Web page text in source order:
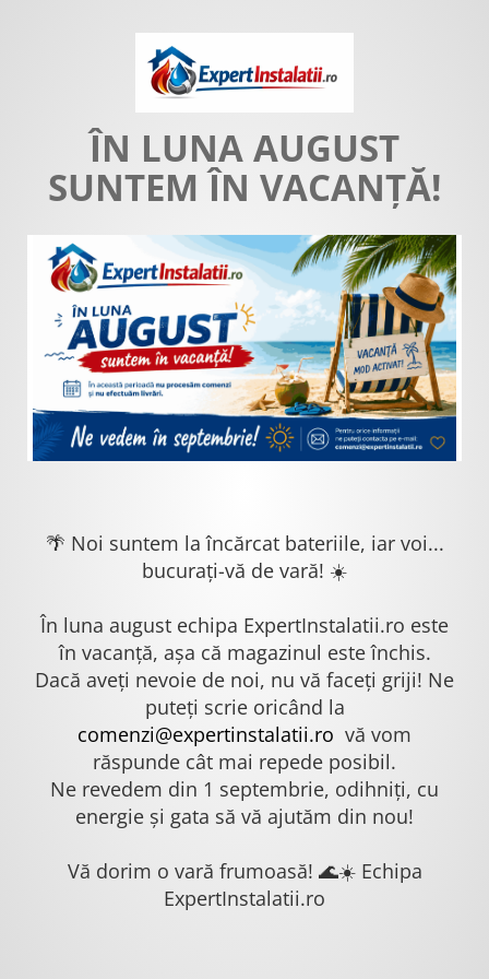
ÎN LUNA AUGUST
SUNTEM ÎN VACANȚĂ!
🌴 Noi suntem la încărcat bateriile, iar voi...
bucurați-vă de vară! ☀️
În luna august echipa ExpertInstalatii.ro este
în vacanță, așa că magazinul este închis.
Dacă aveți nevoie de noi, nu vă faceți griji! Ne
puteți scrie oricând la
comenzi@expertinstalatii.ro vă vom
răspunde cât mai repede posibil.
Ne revedem din 1 septembrie, odihniți, cu
energie și gata să vă ajutăm din nou!
Vă dorim o vară frumoasă! 🌊☀️ Echipa
ExpertInstalatii.ro